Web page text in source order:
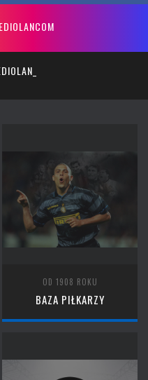
OD 1908 ROKU
BAZA PIŁKARZY